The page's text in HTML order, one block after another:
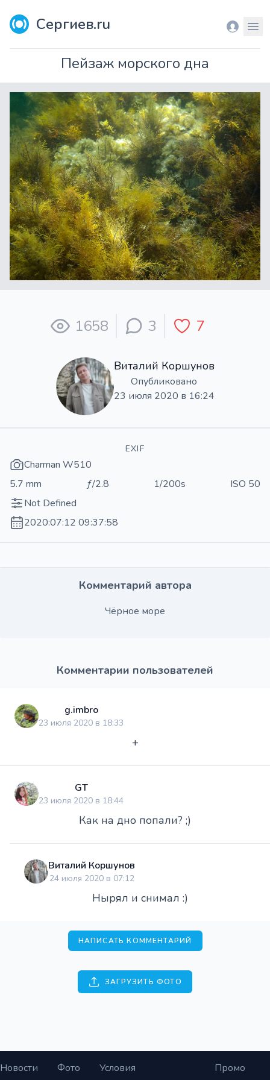
Сергиев.ru Вход
Пейзаж морского дна
1658 3 7
Виталий Коршунов
Опубликовано
23 июля 2020 в 16:24
EXIF
Charman W510
5.7 mm
ƒ/2.8 1/200s
ISO 50
Not Defined
2020:07:12 09:37:58
Комментарий автора
Чёрное море
Комментарии пользователей
g.imbro
23 июля 2020 в 18:33
+
GT
23 июля 2020 в 18:44
Как на дно попали? ;)
Виталий Коршунов
24 июля 2020 в 07:12
Нырял и снимал :)
НАПИСАТЬ КОММЕНТАРИЙ
ЗАГРУЗИТЬ ФОТО
Новости Фото
Условия
Промо